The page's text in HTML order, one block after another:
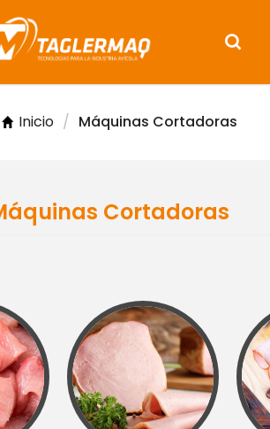
Inicio / Máquinas Cortadoras
Cortadoras